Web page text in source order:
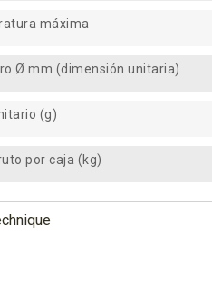
máxima
Ø mm (dimensión unitaria)
(g)
por caja (kg)